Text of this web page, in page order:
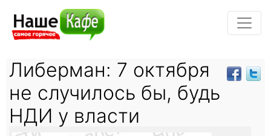
Либерман: 7 октября
не случилось бы, будь
НДИ у власти